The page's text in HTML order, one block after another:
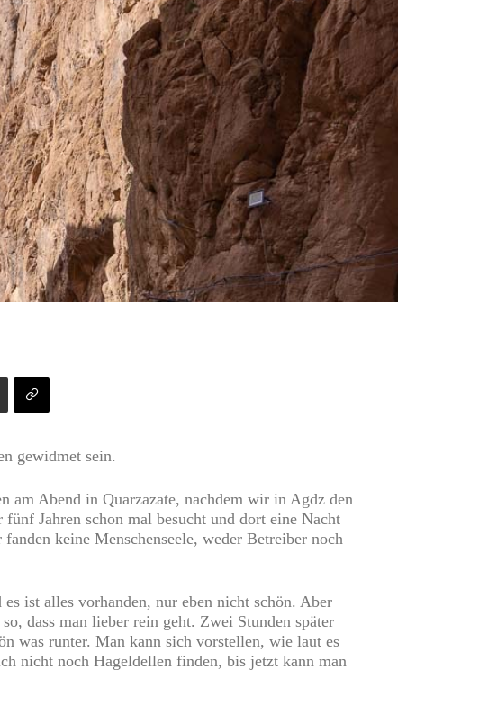
gewidmet sein.
am Abend in Quarzazate, nachdem wir in Agdz den
Jahren schon mal besucht und dort eine Nacht
keine Menschenseele, weder Betreiber noch
ist alles vorhanden, nur eben nicht schön. Aber
dass man lieber rein geht. Zwei Stunden später
was runter. Man kann sich vorstellen, wie laut es
nicht noch Hageldellen finden, bis jetzt kann man